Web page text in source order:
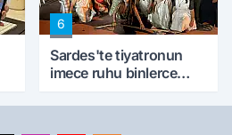
6
Sardes'te tiyatronun
imece ruhu binlerce